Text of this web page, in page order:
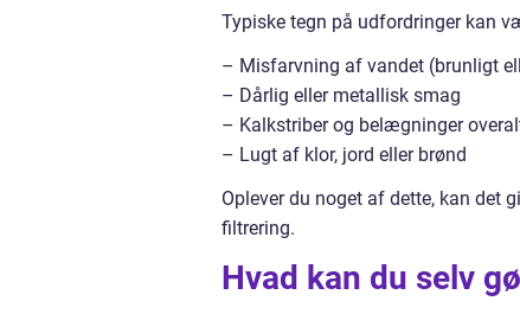
Typiske tegn på udfordringer kan
– Misfarvning af vandet (brunligt
– Dårlig eller metallisk smag
– Kalkstriber og belægninger
– Lugt af klor, jord eller brønd
Oplever du noget af dette, kan det
filtrering.
Hvad kan du selv